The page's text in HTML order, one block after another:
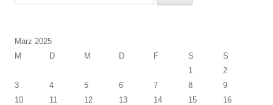
März 2025
M
D M D F S
S
1
2
3
4 5 6 7 8
9
10
11 12 13 14 15
16